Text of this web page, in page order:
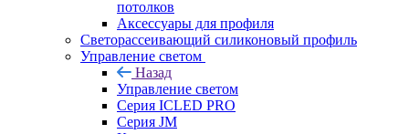
потолков
Аксессуары для профиля
Светорассеивающий силиконовый профиль
Управление светом
Назад
Управление светом
Серия ICLED PRO
Серия JM